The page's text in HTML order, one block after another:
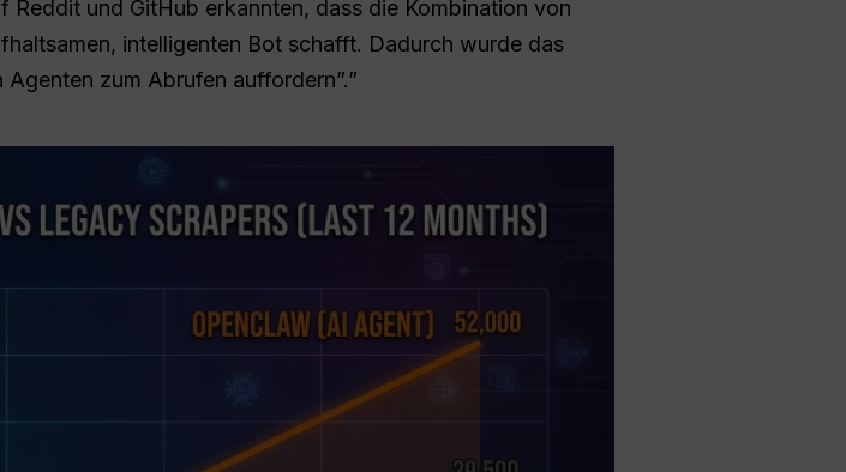
und GitHub erkannten, dass die Kombination von
intelligenten Bot schafft. Dadurch wurde das
Agenten zum Abrufen auffordern”.”